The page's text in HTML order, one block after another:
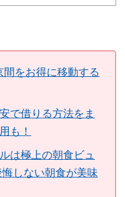
間をお得に移動する
で借りる方法をま
も！
は極上の朝食ビュ
しない朝食が美味